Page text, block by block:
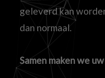
geleverd kan
dan normaal.
Samen maken we